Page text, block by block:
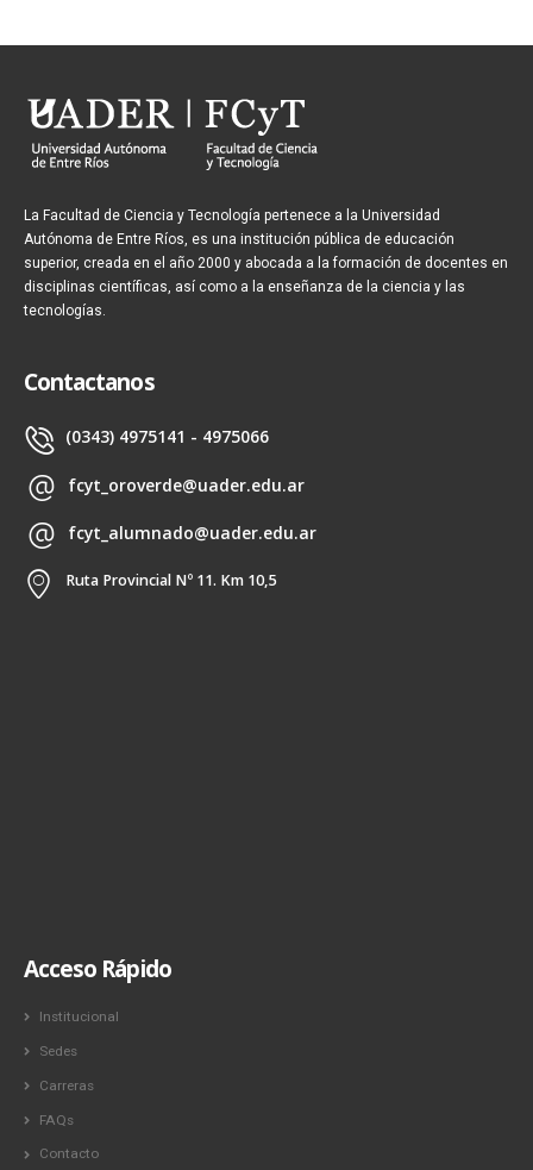
La Facultad de Ciencia y Tecnología pertenece a la Universidad
Autónoma de Entre Ríos, es una institución pública de educación
superior, creada en el año 2000 y abocada a la formación de docentes en
disciplinas científicas, así como a la enseñanza de la ciencia y las
tecnologías.
Contactanos
(0343) 4975141 - 4975066
fcyt_oroverde@uader.edu.ar
fcyt_alumnado@uader.edu.ar
Ruta Provincial Nº 11. Km 10,5
Acceso Rápido
Institucional
Sedes
Carreras
FAQs
Contacto